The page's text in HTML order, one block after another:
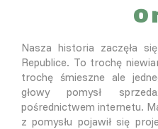
O
Nasza historia zaczęła
Republice. To trochę
trochę śmieszne ale
głowy pomysł
pośrednictwem internetu.
z pomysłu pojawił się